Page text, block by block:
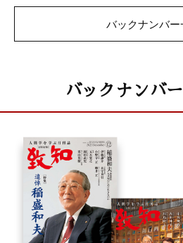
バックナンバー
バックナンバ